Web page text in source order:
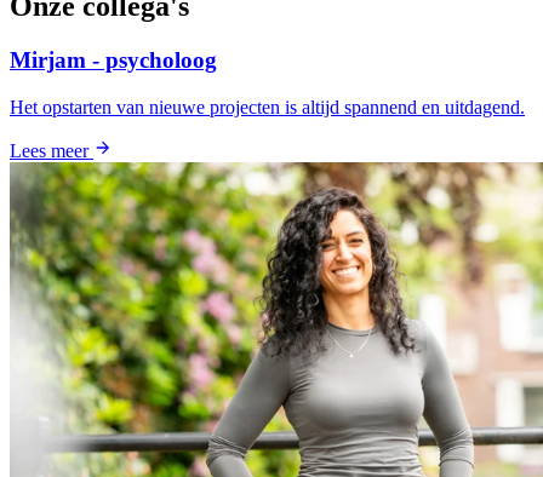
Mirjam - psycholoog
Het opstarten van nieuwe projecten is altijd spannend en uitdagend.
Lees meer